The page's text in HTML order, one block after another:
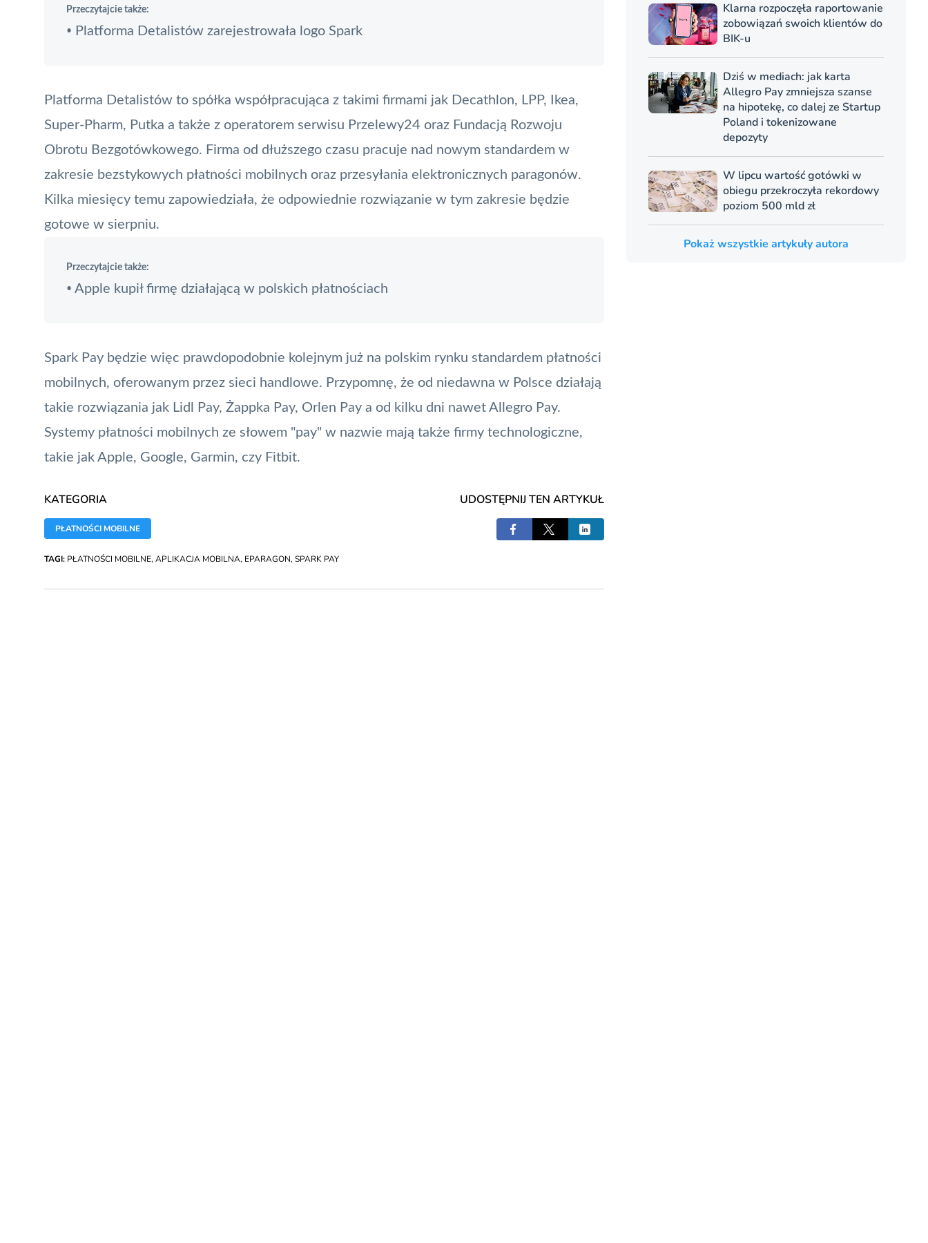
Przeczytajcie także:
• Platforma Detalistów zarejestrowała logo Spark
Platforma Detalistów to spółka współpracująca z takimi firmami jak Decathlon, LPP, Ikea,
Super-Pharm, Putka a także z operatorem serwisu Przelewy24 oraz Fundacją Rozwoju
Obrotu Bezgotówkowego. Firma od dłuższego czasu pracuje nad nowym standardem w
zakresie bezstykowych płatności mobilnych oraz przesyłania elektronicznych paragonów.
Kilka miesięcy temu zapowiedziała, że odpowiednie rozwiązanie w tym zakresie będzie
gotowe w sierpniu.
Przeczytajcie także:
• Apple kupił firmę działającą w polskich płatnościach
Spark Pay będzie więc prawdopodobnie kolejnym już na polskim rynku standardem płatności
mobilnych, oferowanym przez sieci handlowe. Przypomnę, że od niedawna w Polsce działają
takie rozwiązania jak Lidl Pay, Żappka Pay, Orlen Pay a od kilku dni nawet Allegro Pay.
Systemy płatności mobilnych ze słowem "pay" w nazwie mają także firmy technologiczne,
takie jak Apple, Google, Garmin, czy Fitbit.
KATEGORIA
PŁATNOŚCI MOBILNE
UDOSTĘPNIJ TEN ARTYKUŁ
TAGI: PŁATNOŚCI MOBILNE, APLIKACJA MOBILNA, EPARAGON, SPARK PAY
Klarna rozpoczęła raportowanie
zobowiązań swoich klientów do
BIK-u
Dziś w mediach: jak karta
Allegro Pay zmniejsza szanse
na hipotekę, co dalej ze Startup
Poland i tokenizowane
depozyty
W lipcu wartość gotówki w
obiegu przekroczyła rekordowy
poziom 500 mld zł
Pokaż wszystkie artykuły autora